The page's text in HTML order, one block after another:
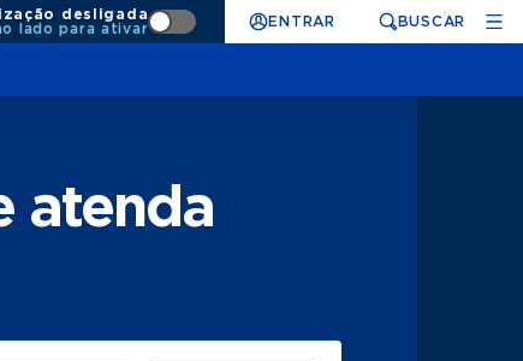
desligada
lado para ativar
ENTRAR BUSCAR
atenda